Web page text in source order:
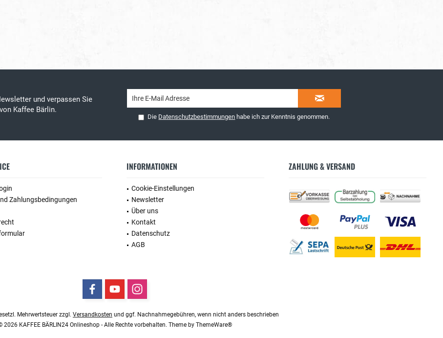
und verpassen Sie
Kaffee Bärlin.
Die Datenschutzbestimmungen habe ich zur Kenntnis genommen.
Zahlungsbedingungen
INFORMATIONEN
Cookie-Einstellungen
Newsletter
Über uns
Kontakt
Datenschutz
AGB
ZAHLUNG & VERSAND
Mehrwertsteuer zzgl. Versandkosten und ggf. Nachnahmegebühren, wenn nicht anders beschrieben
2026 KAFFEE BÄRLIN24 Onlineshop - Alle Rechte vorbehalten. Theme by ThemeWare®